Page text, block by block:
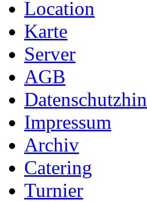
Location
Karte
Server
AGB
Impressum
Archiv
Catering
Turnier